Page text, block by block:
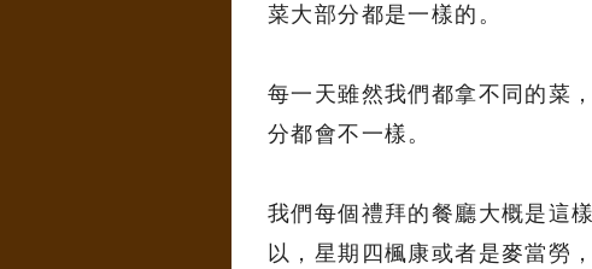
菜大部分都是一樣的。
每一天雖然我們都拿不同的菜
分都會不一樣。
我們每個禮拜的餐廳大概是這
以，星期四楓康或者是麥當勞